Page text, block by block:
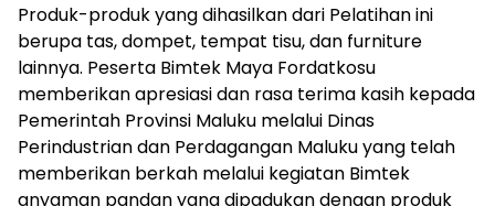
Produk-produk yang dihasilkan dari Pelatihan ini
berupa tas, dompet, tempat tisu, dan furniture
lainnya. Peserta Bimtek Maya Fordatkosu
memberikan apresiasi dan rasa terima kasih kepada
Pemerintah Provinsi Maluku melalui Dinas
Perindustrian dan Perdagangan Maluku yang telah
memberikan berkah melalui kegiatan Bimtek
anyaman pandan yang dipadukan dengan produk